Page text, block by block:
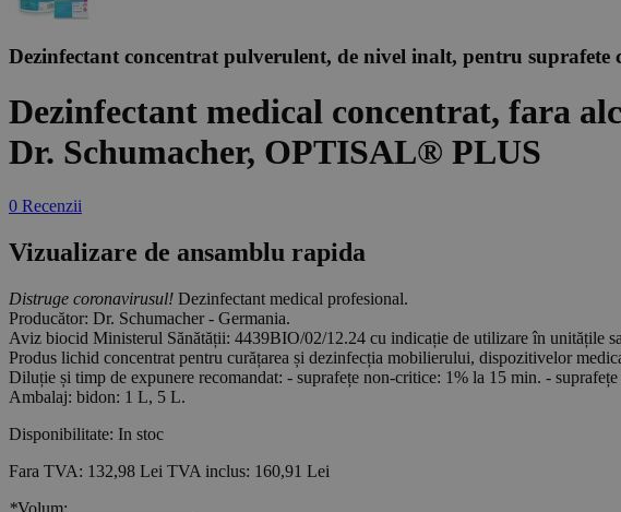
Dezinfectant concentrat pulverulent, de nivel inalt, pentru
Dezinfectant medical concentrat, fara
Dr. Schumacher, OPTISAL® PLUS
0 Recenzii
Vizualizare de ansamblu rapida
Distruge coronavirusul! Dezinfectant medical profesional.
Producător: Dr. Schumacher - Germania.
Aviz biocid Ministerul Sănătății: 4439BIO/02/12.24 cu indicație de utilizare în unitățile
Produs lichid concentrat pentru curățarea și dezinfecția mobilierului, dispozitivelor
Diluție și timp de expunere recomandat: - suprafețe non-critice: 1% la 15 min. -
Ambalaj: bidon: 1 L, 5 L.
Disponibilitate: In stoc
Fara TVA: 132,98 Lei TVA inclus: 160,91 Lei
*Volum: